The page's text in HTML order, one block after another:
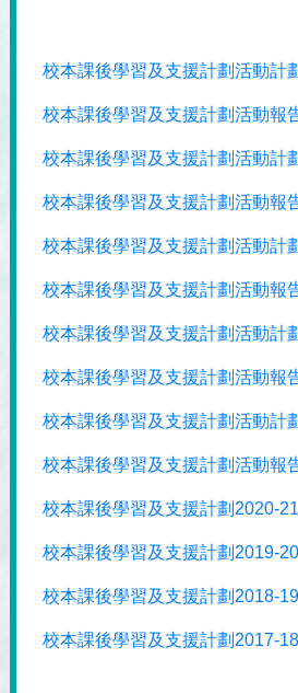
校本課後學習及支援計劃活動計
校本課後學習及支援計劃活動報
校本課後學習及支援計劃活動計
校本課後學習及支援計劃活動報
校本課後學習及支援計劃活動計
校本課後學習及支援計劃活動報
校本課後學習及支援計劃活動計
校本課後學習及支援計劃活動報
校本課後學習及支援計劃活動計
校本課後學習及支援計劃活動報
校本課後學習及支援計劃2020-21
校本課後學習及支援計劃2019-20
校本課後學習及支援計劃2018-19
校本課後學習及支援計劃2017-18